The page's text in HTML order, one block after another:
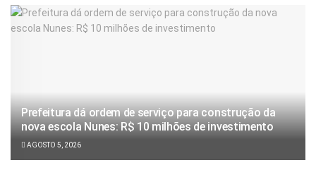
Prefeitura dá ordem de serviço para construção da
nova escola Nunes: R$ 10 milhões de investimento
AGOSTO 5, 2026